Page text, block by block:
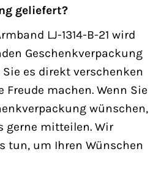
geliefert?
LJ-1314-B-21 wird
Geschenkverpackung
es direkt verschenken
Freude machen. Wenn Sie
wünschen,
gerne mitteilen. Wir
tun, um Ihren Wünschen